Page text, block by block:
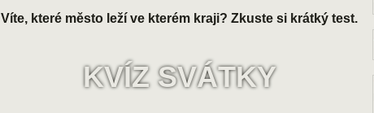
Víte, které město leží ve kterém kraji? Zkuste si krátký test.
KVÍZ SVÁTKY